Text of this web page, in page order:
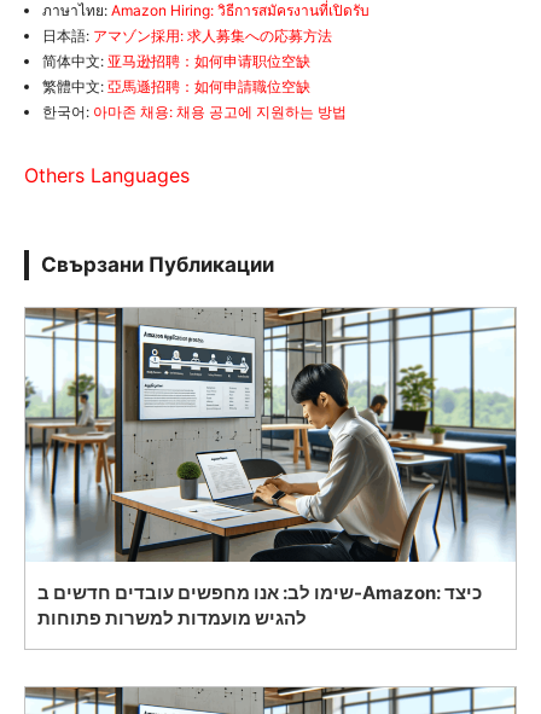
ภาษาไทย: Amazon Hiring: วิธีการสมัครงานที่เปิดรับ
日本語: アマゾン採用: 求人募集への応募方法
简体中文: 亚马逊招聘：如何申请职位空缺
繁體中文: 亞馬遜招聘：如何申請職位空缺
한국어: 아마존 채용: 채용 공고에 지원하는 방법
Others Languages
Свързани Публикации
שימו לב: אנו מחפשים עובדים חדשים ב-Amazon: כיצד
להגיש מועמדות למשרות פתוחות